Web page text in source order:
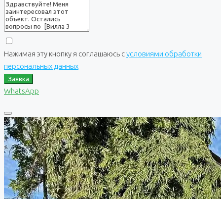
Нажимая эту кнопку я соглашаюсь сусловиями обработки
персональных данных
Заявка
WhatsApp